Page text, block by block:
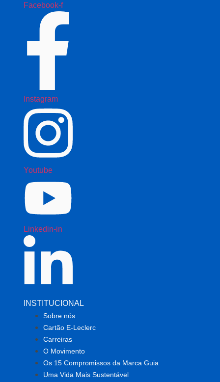
Facebook-f
Instagram
Youtube
Linkedin-in
INSTITUCIONAL
Sobre nós
Cartão E-Leclerc
Carreiras
O Movimento
Os 15 Compromissos da Marca Guia
Uma Vida Mais Sustentável